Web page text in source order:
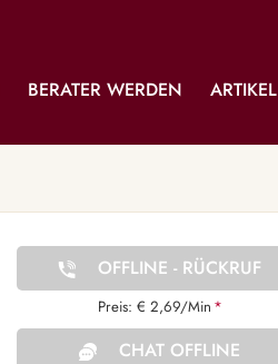
BERATER WERDEN ARTIKEL
OFFLINE - RÜCKRUF
Preis: € 2,69/Min *
CHAT OFFLINE